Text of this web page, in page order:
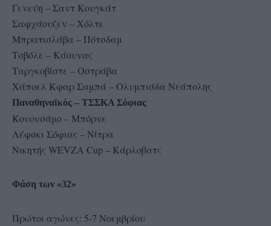
Γενεύη – Σαντ Κουγκάτ
Σαφχάουζεν – Χόλτε
Μπρατισλάβα – Πότσδαμ
Τσβόλε – Κάουνας
Ταργκοβίστε – Οστράβα
Χάποελ Κφαρ Σαμπά – Ολυμπιάδα Νεάπολης
Παναθηναϊκός – ΤΣΣΚΑ Σόφιας
Κουουσάμο – Μπόρνε
Λέφσκι Σόφιας – Νίτρα
Νικητής WEVZA Cup – Κάρλοβατς
Φάση των «32»
Πρώτοι αγώνες: 5-7 Νοεμβρίου